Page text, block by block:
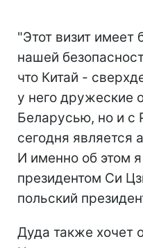
"Этот визит имеет
нашей
что Китай -
у него дружеские
Беларусью, но и с
сегодня является
И именно об этом
президентом Си
польский
Дуда также хочет